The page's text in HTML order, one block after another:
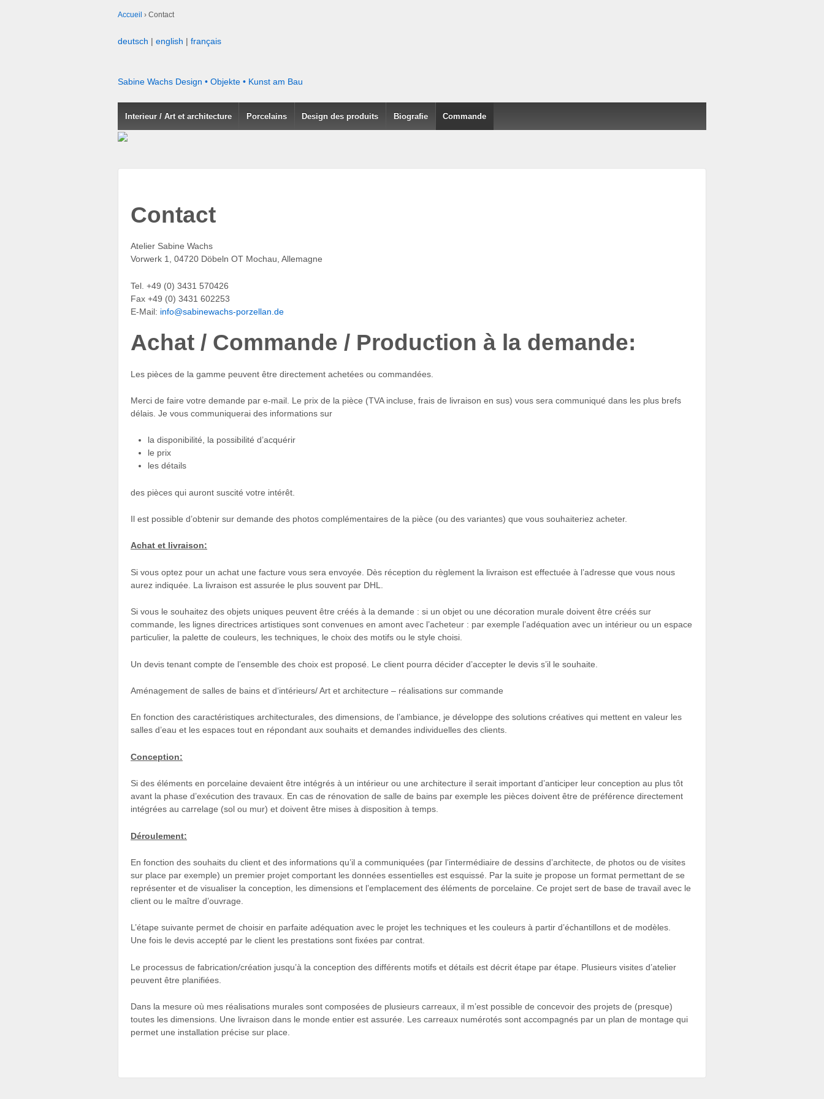
Accueil › Contact
deutsch | english | français
Sabine Wachs Design • Objekte • Kunst am Bau
Interieur / Art et architecture Porcelains Design des produits Biografie Commande
Contact
Atelier Sabine Wachs
Vorwerk 1, 04720 Döbeln OT Mochau, Allemagne
Tel. +49 (0) 3431 570426
Fax +49 (0) 3431 602253
E-Mail: info@sabinewachs-porzellan.de
Achat / Commande / Production à la demande:
Les pièces de la gamme peuvent être directement achetées ou commandées.
Merci de faire votre demande par e-mail. Le prix de la pièce (TVA incluse, frais de livraison en sus) vous sera communiqué dans les plus brefs
délais. Je vous communiquerai des informations sur
la disponibilité, la possibilité d’acquérir
le prix
les détails
des pièces qui auront suscité votre intérêt.
Il est possible d’obtenir sur demande des photos complémentaires de la pièce (ou des variantes) que vous souhaiteriez acheter.
Achat et livraison:
Si vous optez pour un achat une facture vous sera envoyée. Dès réception du règlement la livraison est effectuée à l’adresse que vous nous
aurez indiquée. La livraison est assurée le plus souvent par DHL.
Si vous le souhaitez des objets uniques peuvent être créés à la demande : si un objet ou une décoration murale doivent être créés sur
commande, les lignes directrices artistiques sont convenues en amont avec l’acheteur : par exemple l’adéquation avec un intérieur ou un espace
particulier, la palette de couleurs, les techniques, le choix des motifs ou le style choisi.
Un devis tenant compte de l’ensemble des choix est proposé. Le client pourra décider d’accepter le devis s’il le souhaite.
Aménagement de salles de bains et d‘intérieurs/ Art et architecture – réalisations sur commande
En fonction des caractéristiques architecturales, des dimensions, de l’ambiance, je développe des solutions créatives qui mettent en valeur les
salles d’eau et les espaces tout en répondant aux souhaits et demandes individuelles des clients.
Conception:
Si des éléments en porcelaine devaient être intégrés à un intérieur ou une architecture il serait important d’anticiper leur conception au plus tôt
avant la phase d’exécution des travaux. En cas de rénovation de salle de bains par exemple les pièces doivent être de préférence directement
intégrées au carrelage (sol ou mur) et doivent être mises à disposition à temps.
Déroulement:
En fonction des souhaits du client et des informations qu’il a communiquées (par l’intermédiaire de dessins d’architecte, de photos ou de visites
sur place par exemple) un premier projet comportant les données essentielles est esquissé. Par la suite je propose un format permettant de se
représenter et de visualiser la conception, les dimensions et l’emplacement des éléments de porcelaine. Ce projet sert de base de travail avec le
client ou le maître d’ouvrage.
L’étape suivante permet de choisir en parfaite adéquation avec le projet les techniques et les couleurs à partir d’échantillons et de modèles.
Une fois le devis accepté par le client les prestations sont fixées par contrat.
Le processus de fabrication/création jusqu’à la conception des différents motifs et détails est décrit étape par étape. Plusieurs visites d’atelier
peuvent être planifiées.
Dans la mesure où mes réalisations murales sont composées de plusieurs carreaux, il m’est possible de concevoir des projets de (presque)
toutes les dimensions. Une livraison dans le monde entier est assurée. Les carreaux numérotés sont accompagnés par un plan de montage qui
permet une installation précise sur place.